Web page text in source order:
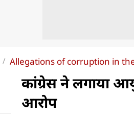
Allegations of corruption in
कांग्रेस ने लगाया
आरोप